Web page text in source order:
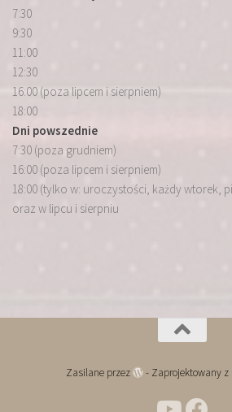
7:30
9:30
11:00
12:30
16:00 (poza lipcem i sierpniem)
18:00
Dni powszednie
7:30 (poza grudniem)
16:00 (poza lipcem i sierpniem)
18:00 (tylko w: uroczystości, każdy wtorek,
oraz w lipcu i sierpniu
Zasilane przez - Zaprojektowany z